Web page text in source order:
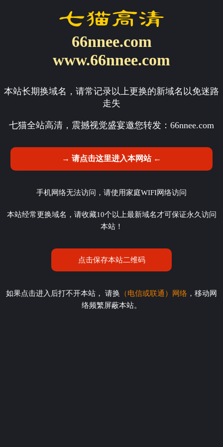
66nnee.com
www.66nnee.com
本站长期换域名，请常记录以上更换的新域名以免迷路
走失
七猫全站高清，震撼视觉盛宴邀您转发： 66nnee.com
→ 请点击这里进入本网站 ←
手机网络无法访问，请使用家庭WIFI网络访问
本站经常更换域名，请收藏10个以上最新域名才可保证永久访问
本站！
点击保存本站二维码
如果点击进入后打不开本站， 请换 （电信或联通）网络 ，移动网
络频繁屏蔽本站。